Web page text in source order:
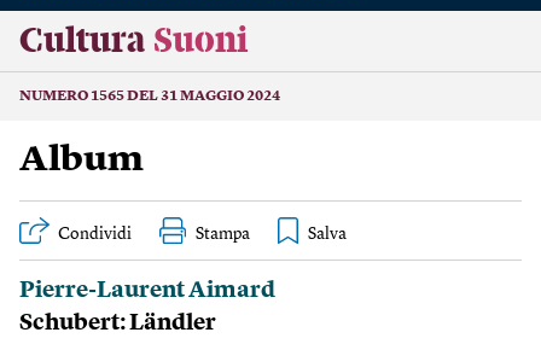
Cultura Suoni
NUMERO 1565 DEL 31 MAGGIO 2024
Album
Condividi Stampa
Pierre-Laurent Aimard
Schubert: Ländler